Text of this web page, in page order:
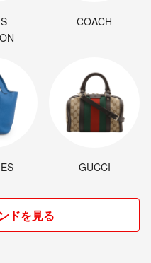
COACH
GUCCI
ドを見る